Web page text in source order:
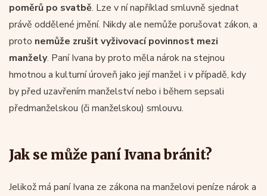
poměrů po svatbě. Lze v ní například smluvně sjednat
právě oddělené jmění. Nikdy ale nemůže porušovat zákon, a
proto nemůže zrušit vyživovací povinnost mezi
manžely. Paní Ivana by proto měla nárok na stejnou
hmotnou a kulturní úroveň jako její manžel i v případě, kdy
by před uzavřením manželství nebo i během sepsali
předmanželskou (či manželskou) smlouvu.
Jak se může paní Ivana bránit?
Jelikož má paní Ivana ze zákona na manželovi peníze nárok a